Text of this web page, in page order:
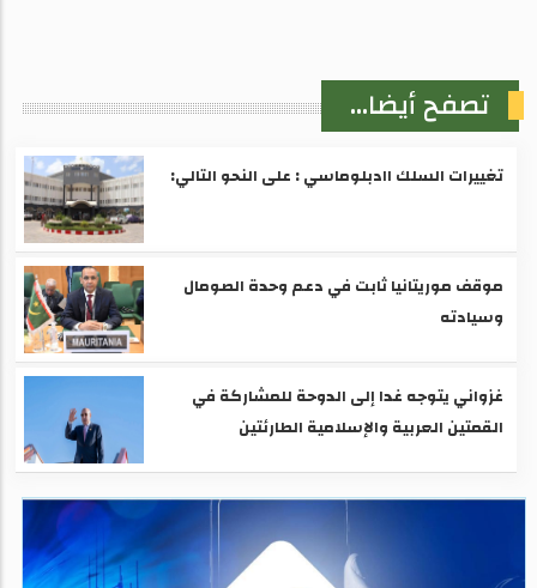
تصفح أيضا...
تغييرات السلك اادبلوماسي : على النحو التالي:
موقف موريتانيا ثابت في دعم وحدة الصومال
وسيادته
غزواني يتوجه غدا إلى الدوحة للمشاركة في
القمتين العربية والإسلامية الطارئتين